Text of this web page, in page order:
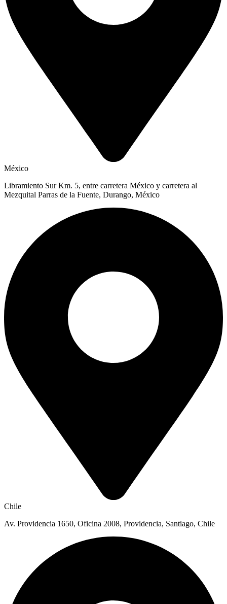
México
Libramiento Sur Km. 5, entre carretera México y carretera al
Mezquital Parras de la Fuente, Durango, México
Chile
Av. Providencia 1650, Oficina 2008, Providencia, Santiago, Chile